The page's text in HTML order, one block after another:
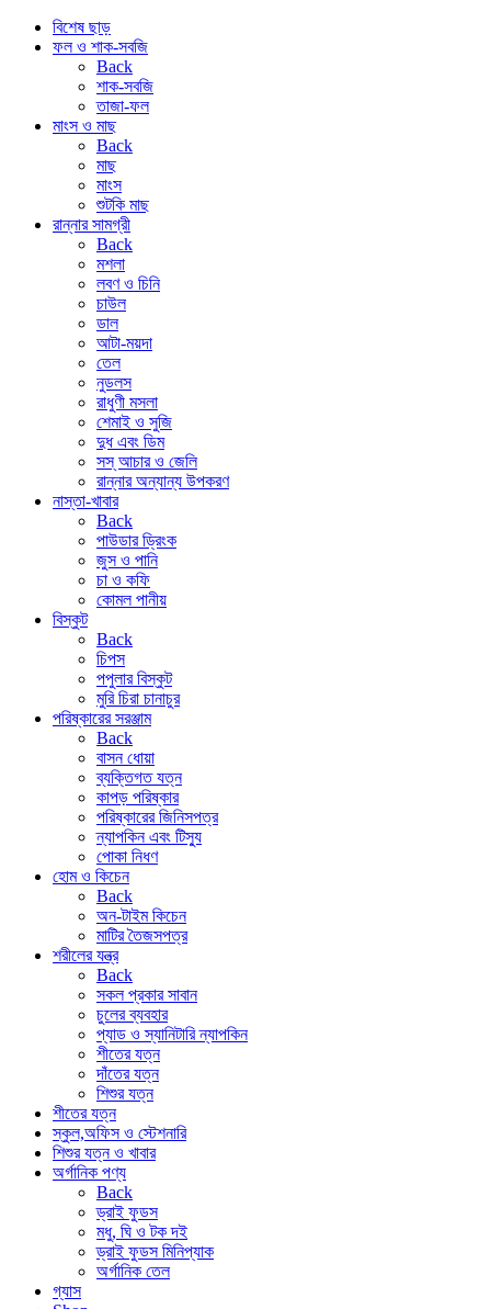
বিশেষ ছাড়
ফল ও শাক-সবজি
Back
শাক-সবজি
তাজা-ফল
মাংস ও মাছ
Back
মাছ
মাংস
শুটকি মাছ
রান্নার সামগ্রী
Back
মশলা
লবণ ও চিনি
চাউল
ডাল
আটা-ময়দা
তেল
নুডলস
রাধুণী মসলা
শেমাই ও সুজি
দুধ এবং ডিম
সস্ আচার ও জেলি
রান্নার অন্যান্য উপকরণ
নাস্তা-খাবার
Back
পাউডার ড্রিংক
জুস ও পানি
চা ও কফি
কোমল পানীয়
বিস্কুট
Back
চিপস
পপুলার বিস্কুট
মুরি চিরা চানাচুর
পরিষ্কারের সরঞ্জাম
Back
বাসন ধোয়া
ব্যক্তিগত যত্ন
কাপড় পরিষ্কার
পরিষ্কারের জিনিসপত্র
ন্যাপকিন এবং টিস্যু
পোকা নিধণ
হোম ও কিচেন
Back
অন-টাইম কিচেন
মাটির তৈজসপত্র
শরীলের যন্ত্র
Back
সকল প্রকার সাবান
চুলের ব্যবহার
প্যাড ও স্যানিটারি ন্যাপকিন
শীতের যত্ন
দাঁতের যত্ন
শিশুর যত্ন
শীতের যত্ন
স্কুল,অফিস ও স্টেশনারি
শিশুর যত্ন ও খাবার
অর্গানিক পণ্য
Back
ড্রাই ফুডস
মধু, ঘি ও টক দই
ড্রাই ফুডস মিনিপ্যাক
অর্গানিক তেল
গ্যাস